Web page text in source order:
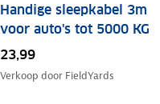
Handige sleepkabel 3m
voor auto's tot 5000 KG
23,99
Verkoop door FieldYards